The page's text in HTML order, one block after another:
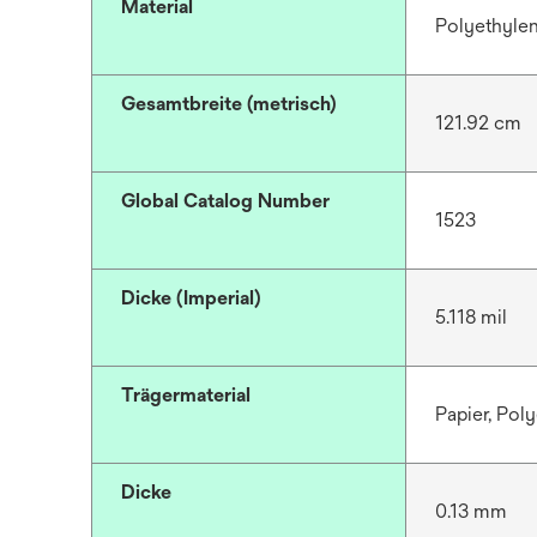
Material
Polyethylen
Gesamtbreite (metrisch)
121.92 cm
Global Catalog Number
1523
Dicke (Imperial)
5.118 mil
Trägermaterial
Papier,
Dicke
0.13 mm